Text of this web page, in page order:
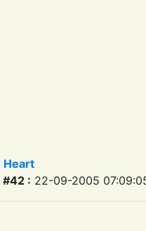
Heart
: 22-09-2005